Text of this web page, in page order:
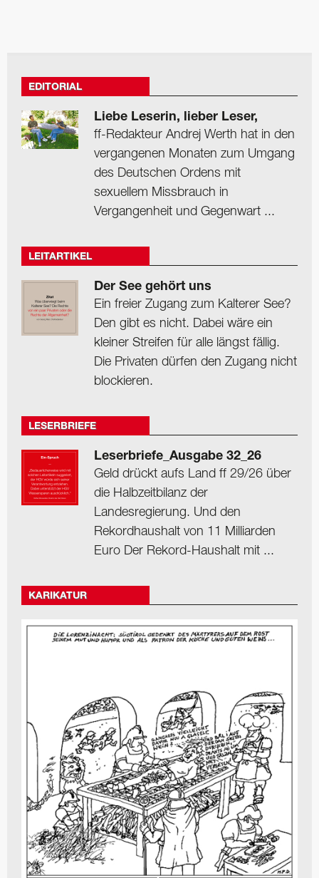
EDITORIAL
Liebe Leserin, lieber Leser,
ff-Redakteur Andrej Werth hat in den
vergangenen Monaten zum Umgang
des Deutschen Ordens mit
sexuellem Missbrauch in
Vergangenheit und Gegenwart ...
LEITARTIKEL
Der See gehört uns
Ein freier Zugang zum Kalterer See?
Den gibt es nicht. Dabei wäre ein
kleiner Streifen für alle längst fällig.
Die Privaten dürfen den Zugang nicht
blockieren.
LESERBRIEFE
Leserbriefe_Ausgabe 32_26
Geld drückt aufs Land ff 29/26 über
die Halbzeitbilanz der
Landesregierung. Und den
Rekordhaushalt von 11 Milliarden
Euro Der Rekord-Haushalt mit ...
KARIKATUR